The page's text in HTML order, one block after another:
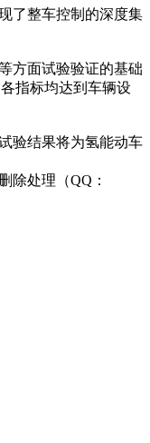
了整车控制的深度集
方面试验验证的基础
指标均达到车辆设
验结果将为氢能动车
除处理（QQ：